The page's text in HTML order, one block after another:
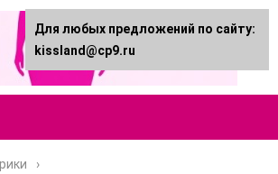
Для любых предложений по сайту:
kissland@cp9.ru